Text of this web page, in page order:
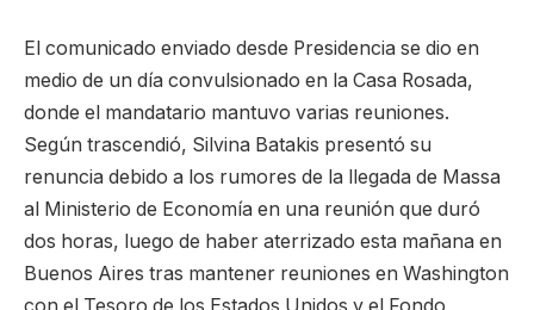
El comunicado enviado desde Presidencia se dio en
medio de un día convulsionado en la Casa Rosada,
donde el mandatario mantuvo varias reuniones.
Según trascendió, Silvina Batakis presentó su
renuncia debido a los rumores de la llegada de Massa
al Ministerio de Economía en una reunión que duró
dos horas, luego de haber aterrizado esta mañana en
Buenos Aires tras mantener reuniones en Washington